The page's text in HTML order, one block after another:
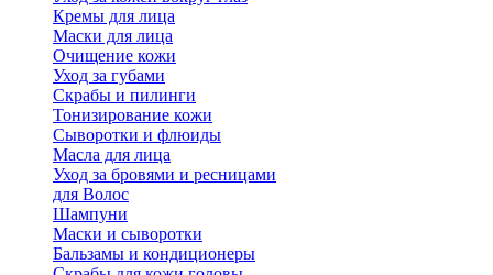
Кремы для лица
Маски для лица
Очищение кожи
Уход за губами
Скрабы и пилинги
Тонизирование кожи
Сыворотки и флюиды
Масла для лица
Уход за бровями и ресницами
для Волос
Шампуни
Маски и сыворотки
Бальзамы и кондиционеры